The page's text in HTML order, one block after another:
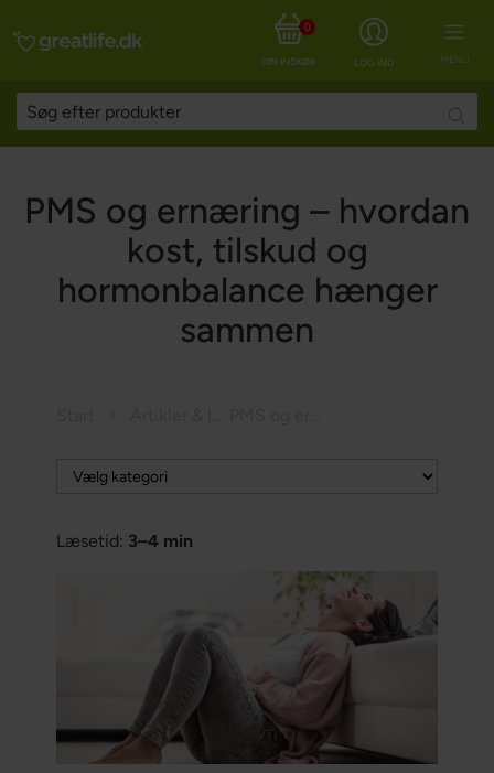
MENU
LOG IND
DIN INDKØBSKURV
0
PMS og ernæring – hvordan
kost, tilskud og
hormonbalance hænger
sammen
Læsetid: 3–4 min